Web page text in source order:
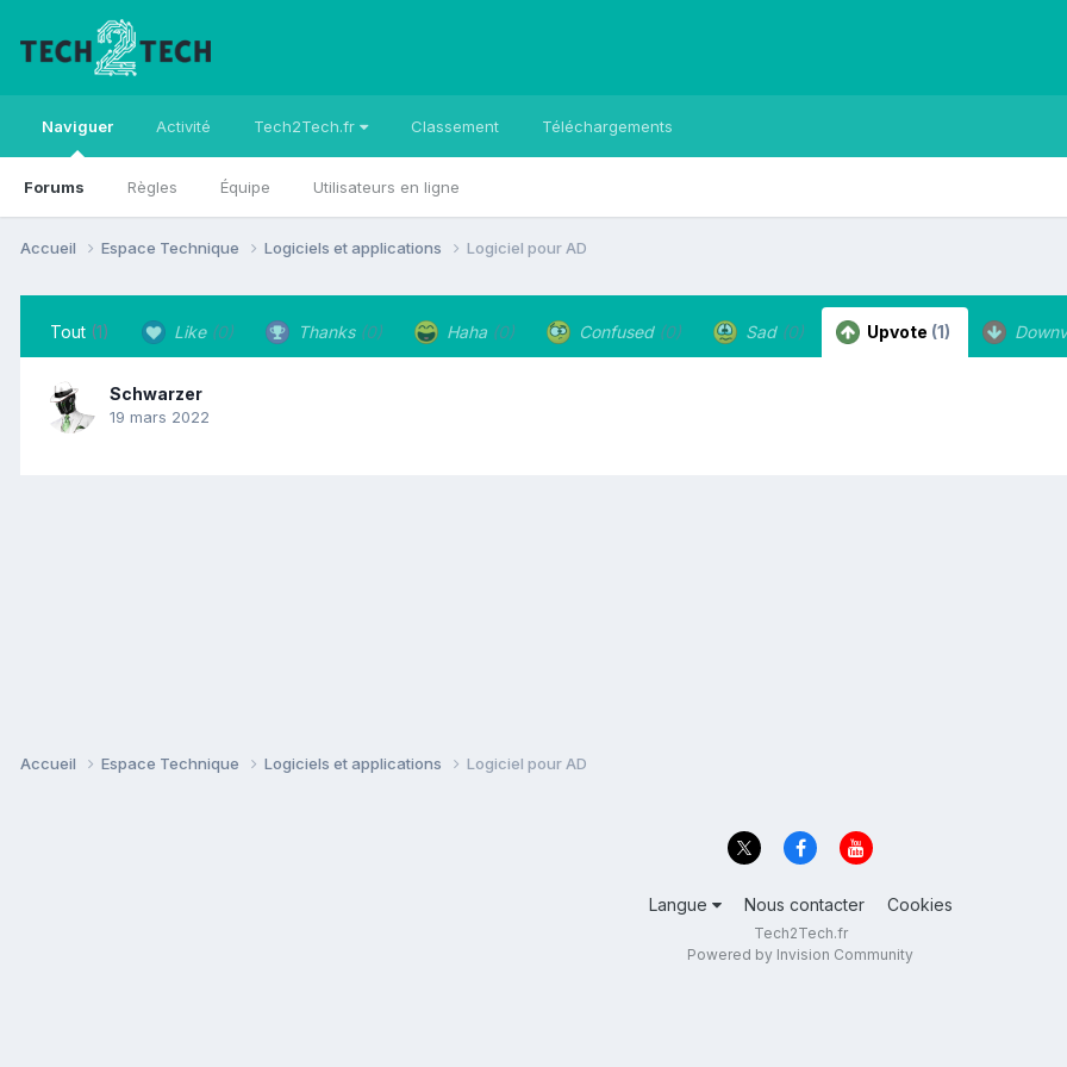
Naviguer
Forums Règles Équipe Utilisateurs en ligne
Activité Tech2Tech.fr Classement Téléchargements
Accueil Espace Technique Logiciels et applications Logiciel pour AD
Tout (1) Like (0) Thanks (0) Haha (0) Confused (0) Sad (0) Upvote (1)
Schwarzer
19 mars 2022
Accueil Espace Technique Logiciels et applications Logiciel pour AD
Langue Nous contacter Cookies
Tech2Tech.fr
Powered by Invision Community